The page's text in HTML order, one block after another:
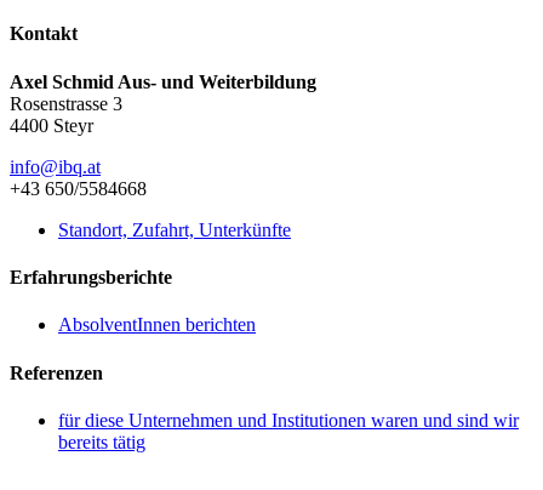
Kontakt
Axel Schmid Aus- und Weiterbildung
Rosenstrasse 3
4400 Steyr
info@ibq.at
+43 650/5584668
Standort, Zufahrt, Unterkünfte
Erfahrungsberichte
AbsolventInnen berichten
Referenzen
für diese Unternehmen und Institutionen waren und sind wir
bereits tätig